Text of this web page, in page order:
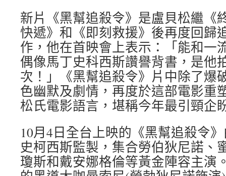
新片《黑幫追殺令》是盧貝松繼《
快遞》和《即刻救援》後再度回歸
作，他在首映會上表示：「能和一
偶像馬丁史科西斯讚譽背書，是他
次！」《黑幫追殺令》片中除了爆
色幽默及劇情，再度於這部電影重
松氏電影語言，堪稱今年最引頸企
10月4日全台上映的《黑幫追殺令
史柯西斯監製，集合勞伯狄尼諾、
瓊斯和戴安娜格倫等黃金陣容主演